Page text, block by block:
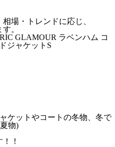
場・トレンドに応じ、
。
ケットやコートの冬物、冬で
物)
！